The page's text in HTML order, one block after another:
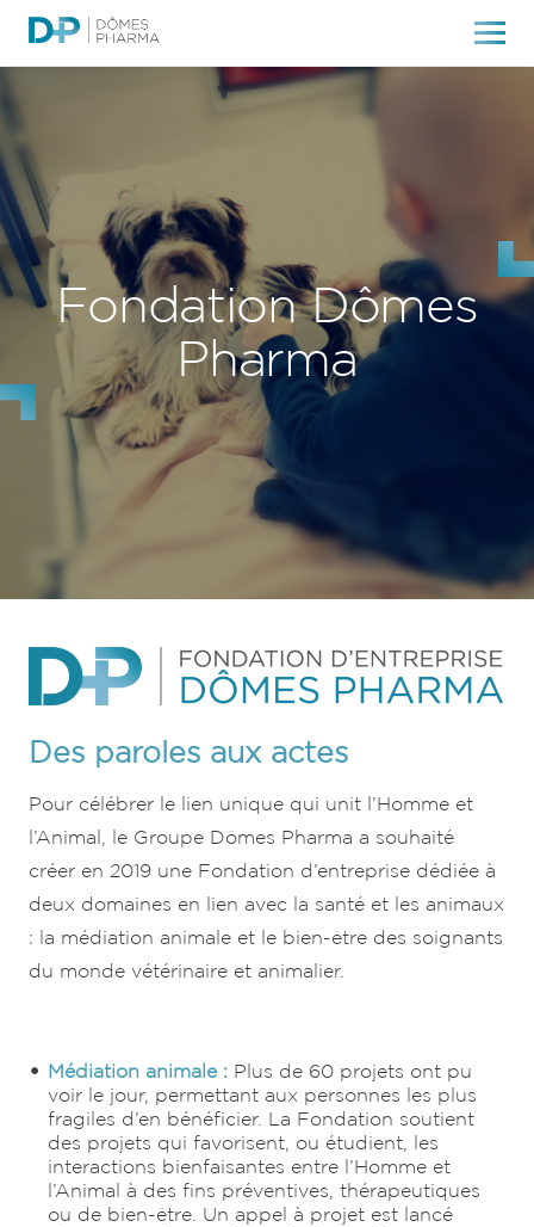
Fondation Dômes
Pharma
Des paroles aux actes
Pour célébrer le lien unique qui unit l’Homme et
l’Animal, le Groupe Dômes Pharma a souhaité
créer en 2019 une Fondation d’entreprise dédiée à
deux domaines en lien avec la santé et les animaux
: la médiation animale et le bien-être des soignants
du monde vétérinaire et animalier.
Médiation animale: Plus de 60 projets ont pu
voir le jour, permettant aux personnes les plus
fragiles d’en bénéficier. La Fondation soutient
des projets qui favorisent, ou étudient, les
interactions bienfaisantes entre l’Homme et
l’Animal à des fins préventives, thérapeutiques
ou de bien-être. Un appel à projet est lancé